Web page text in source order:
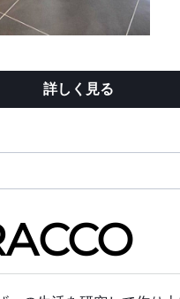
詳しく見る